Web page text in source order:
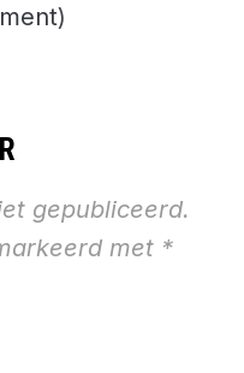
)
gepubliceerd.
met *